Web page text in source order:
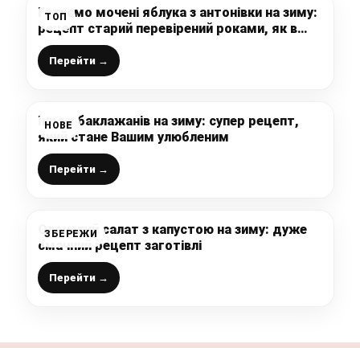
ТОП
Готуємо мочені яблука з антонівки на зиму:
рецепт старий перевірений роками, як в
дитинстві, виходять настільки смачні і
ароматні, що не можливо відірватись
Перейти →
НОВЕ
Ікра з баклажанів на зиму: супер рецепт,
який стане Вашим улюбленим
Перейти →
ЗБЕРЕЖИ
Овочевий салат з капустою на зиму: дуже
смачний рецепт заготівлі
Перейти →